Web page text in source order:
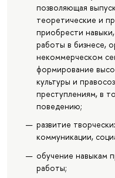
позволяющая
теоретические и
приобрести
работы в бизнесе,
некоммерческом
формирование
культуры и
преступлениям, в
поведению;
развитие
коммуникации,
обучение навыкам
работы;